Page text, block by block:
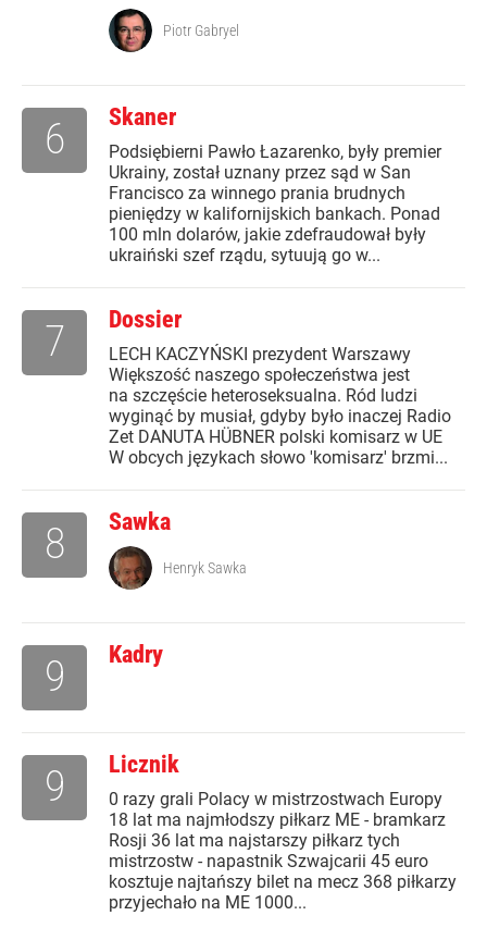
Piotr Gabryel
Skaner
Podsiębierni Pawło Łazarenko, były premier
Ukrainy, został uznany przez sąd w San
Francisco za winnego prania brudnych
pieniędzy w kalifornijskich bankach. Ponad
100 mln dolarów, jakie zdefraudował były
ukraiński szef rządu, sytuują go w...
6
Dossier
LECH KACZYŃSKI prezydent Warszawy
Większość naszego społeczeństwa jest
na szczęście heteroseksualna. Ród ludzi
wyginąć by musiał, gdyby było inaczej Radio
Zet DANUTA HÜBNER polski komisarz w UE
W obcych językach słowo 'komisarz' brzmi...
7
Sawka
8 Henryk Sawka
Kadry
9
Licznik
0 razy grali Polacy w mistrzostwach Europy
18 lat ma najmłodszy piłkarz ME - bramkarz
Rosji 36 lat ma najstarszy piłkarz tych
mistrzostw - napastnik Szwajcarii 45 euro
kosztuje najtańszy bilet na mecz 368 piłkarzy
przyjechało na ME 1000...
9